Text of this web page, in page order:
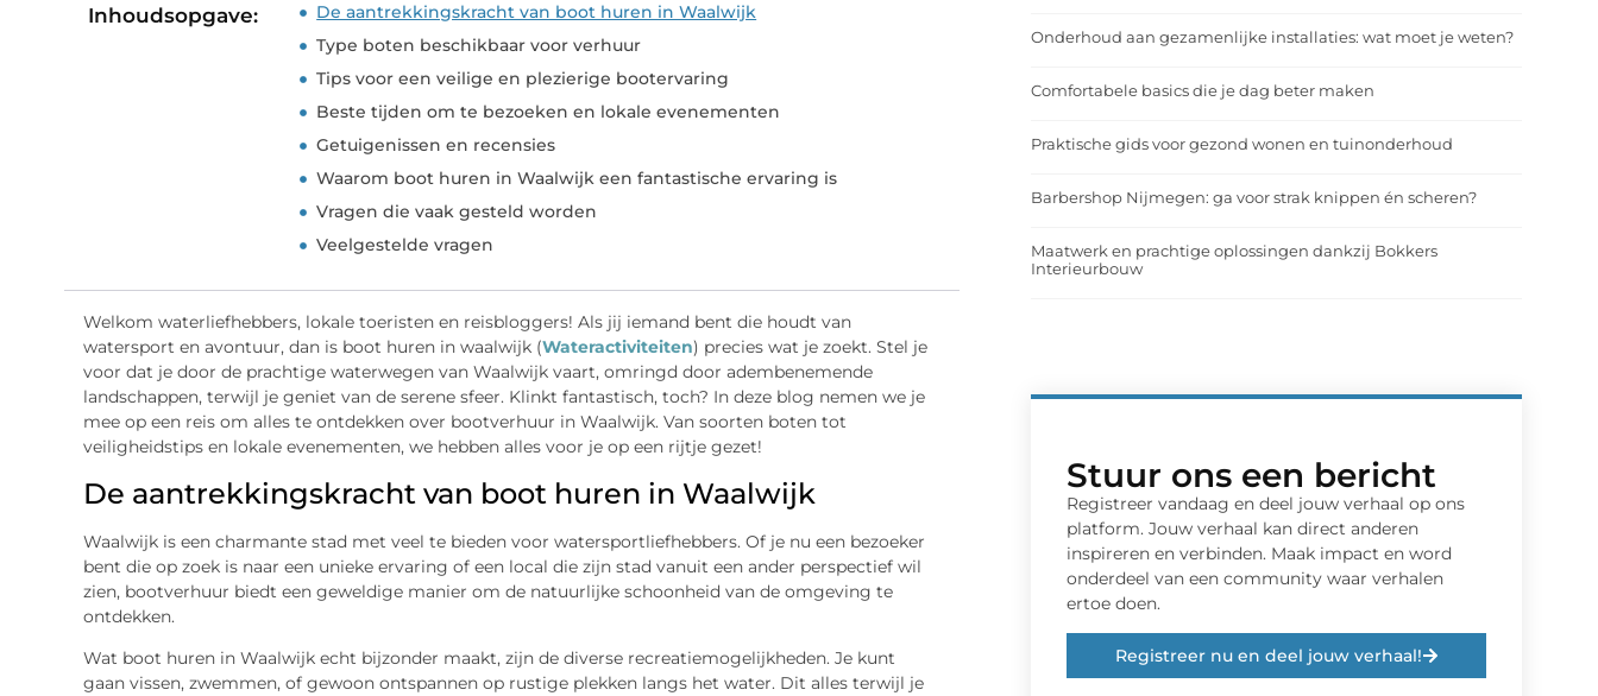
Inhoudsopgave:
De aantrekkingskracht van boot huren in Waalwijk
Type boten beschikbaar voor verhuur
Tips voor een veilige en plezierige bootervaring
Beste tijden om te bezoeken en lokale evenementen
Getuigenissen en recensies
Waarom boot huren in Waalwijk een fantastische ervaring is
Vragen die vaak gesteld worden
Veelgestelde vragen
Welkom waterliefhebbers, lokale toeristen en reisbloggers! Als jij iemand bent die houdt van
watersport en avontuur, dan is boot huren in waalwijk (Wateractiviteiten) precies wat je zoekt. Stel je
voor dat je door de prachtige waterwegen van Waalwijk vaart, omringd door adembenemende
landschappen, terwijl je geniet van de serene sfeer. Klinkt fantastisch, toch? In deze blog nemen we je
mee op een reis om alles te ontdekken over bootverhuur in Waalwijk. Van soorten boten tot
veiligheidstips en lokale evenementen, we hebben alles voor je op een rijtje gezet!
De aantrekkingskracht van boot huren in Waalwijk
Waalwijk is een charmante stad met veel te bieden voor watersportliefhebbers. Of je nu een bezoeker
bent die op zoek is naar een unieke ervaring of een local die zijn stad vanuit een ander perspectief wil
zien, bootverhuur biedt een geweldige manier om de natuurlijke schoonheid van de omgeving te
ontdekken.
Wat boot huren in Waalwijk echt bijzonder maakt, zijn de diverse recreatiemogelijkheden. Je kunt
gaan vissen, zwemmen, of gewoon ontspannen op rustige plekken langs het water. Dit alles terwijl je
Onderhoud aan gezamenlijke installaties: wat moet je weten?
Comfortabele basics die je dag beter maken
Praktische gids voor gezond wonen en tuinonderhoud
Barbershop Nijmegen: ga voor strak knippen én scheren?
Maatwerk en prachtige oplossingen dankzij Bokkers
Interieurbouw
Stuur ons een bericht
Registreer vandaag en deel jouw verhaal op ons
platform. Jouw verhaal kan direct anderen
inspireren en verbinden. Maak impact en word
onderdeel van een community waar verhalen
ertoe doen.
Registreer nu en deel jouw verhaal!